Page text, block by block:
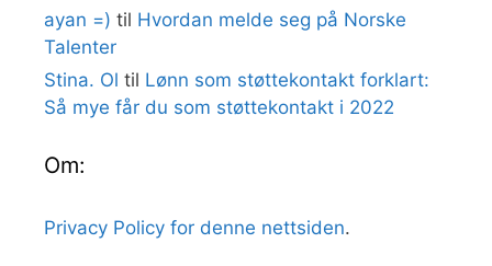
ayan =) til Hvordan melde seg på Norske
Talenter
Stina. Ol til Lønn som støttekontakt forklart:
Så mye får du som støttekontakt i 2022
Om:
Privacy Policy for denne nettsiden.